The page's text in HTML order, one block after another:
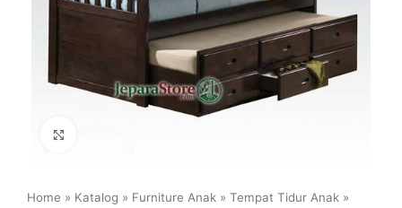
Home » Katalog » Furniture Anak » Tempat Tidur Anak »